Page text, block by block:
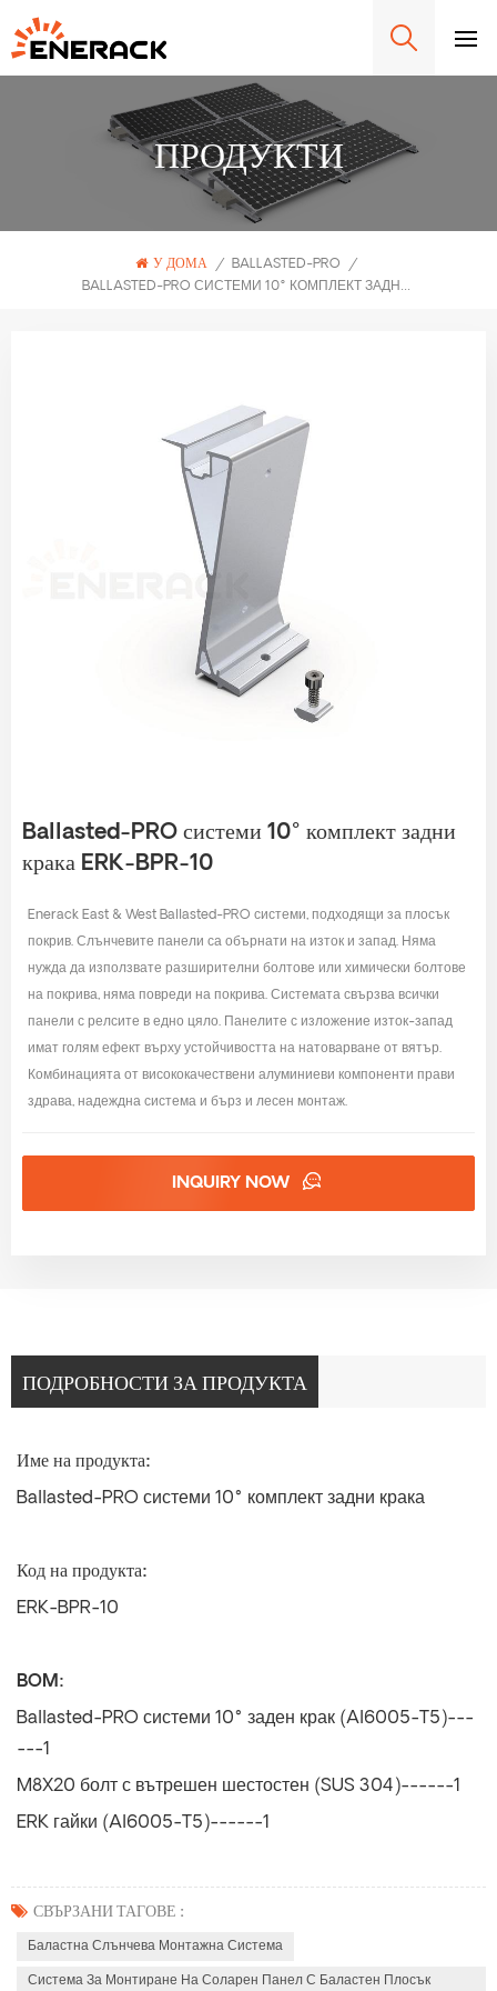
ПРОДУКТИ
У ДОМА / BALLASTED-PRO
/
BALLASTED-PRO СИСТЕМИ 10° КОМПЛЕКТ ЗАДНИ КРАКА ERK-BPR-10
Ballasted-PRO системи 10° комплект задни
крака ERK-BPR-10
Enerack East & West Ballasted-PRO системи, подходящи за плосък
покрив. Слънчевите панели са обърнати на изток и запад. Няма
нужда да използвате разширителни болтове или химически болтове
на покрива, няма повреди на покрива. Системата свързва всички
панели с релсите в едно цяло. Панелите с изложение изток-запад
имат голям ефект върху устойчивостта на натоварване от вятър.
Комбинацията от висококачествени алуминиеви компоненти прави
здрава, надеждна система и бърз и лесен монтаж.
INQUIRY NOW
ПОДРОБНОСТИ ЗА ПРОДУКТА
Име на продукта:
Ballasted-PRO системи 10° комплект задни крака
Код на продукта:
ERK-BPR-10
BOM:
Ballasted-PRO системи 10° заден крак (Al6005-T5)---
---1
M8X20 болт с вътрешен шестостен (SUS 304)------1
ERK гайки (Al6005-T5)------1
СВЪРЗАНИ ТАГОВЕ :
Баластна Слънчева Монтажна Система
Система За Монтиране На Соларен Панел С Баластен Плосък